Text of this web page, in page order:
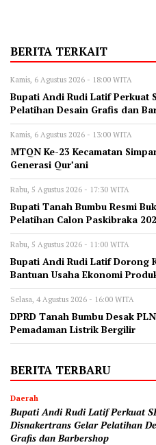
BERITA TERKAIT
Kamis, 6 Agustus 2026 - 18:00 WITA
Bupati Andi Rudi Latif Perkuat
Pelatihan Desain Grafis dan
Kamis, 6 Agustus 2026 - 13:00 WITA
MTQN Ke-23 Kecamatan
Generasi Qur’ani
Rabu, 5 Agustus 2026 - 17:30 WITA
Bupati Tanah Bumbu Resmi
Pelatihan Calon Paskibraka
Rabu, 5 Agustus 2026 - 11:00 WITA
Bupati Andi Rudi Latif Dorong
Bantuan Usaha Ekonomi
Selasa, 4 Agustus 2026 - 16:00 WITA
DPRD Tanah Bumbu Desak
Pemadaman Listrik Bergilir
BERITA TERBARU
Daerah
Bupati Andi Rudi Latif Perkuat
Disnakertrans Gelar Pelatihan
Grafis dan Barbershop